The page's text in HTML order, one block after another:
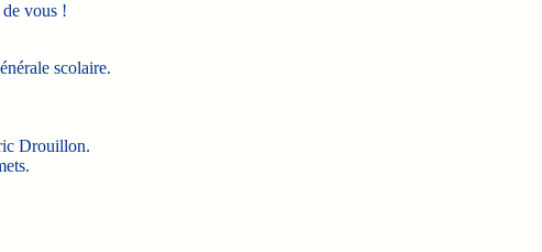
vous !
scolaire.
Drouillon.